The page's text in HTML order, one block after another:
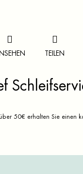
TEILEN
50€ erhalten Sie einen